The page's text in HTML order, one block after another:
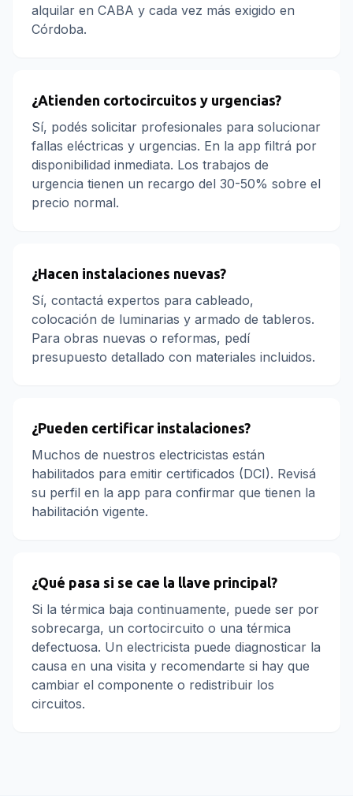
alquilar en CABA y cada vez más exigido en
Córdoba.
¿Atienden cortocircuitos y urgencias?
Sí, podés solicitar profesionales para solucionar
fallas eléctricas y urgencias. En la app filtrá por
disponibilidad inmediata. Los trabajos de
urgencia tienen un recargo del 30-50% sobre el
precio normal.
¿Hacen instalaciones nuevas?
Sí, contactá expertos para cableado,
colocación de luminarias y armado de tableros.
Para obras nuevas o reformas, pedí
presupuesto detallado con materiales incluidos.
¿Pueden certificar instalaciones?
Muchos de nuestros electricistas están
habilitados para emitir certificados (DCI). Revisá
su perfil en la app para confirmar que tienen la
habilitación vigente.
¿Qué pasa si se cae la llave principal?
Si la térmica baja continuamente, puede ser por
sobrecarga, un cortocircuito o una térmica
defectuosa. Un electricista puede diagnosticar la
causa en una visita y recomendarte si hay que
cambiar el componente o redistribuir los
circuitos.